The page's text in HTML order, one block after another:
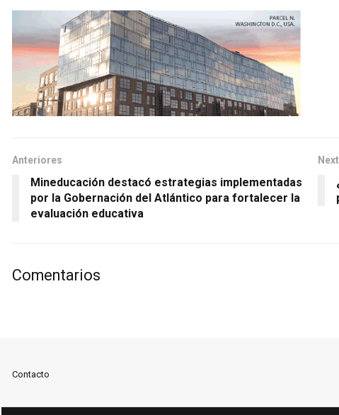
Anteriores
Mineducación destacó estrategias implementadas
por la Gobernación del Atlántico para fortalecer la
evaluación educativa
Comentarios
Contacto